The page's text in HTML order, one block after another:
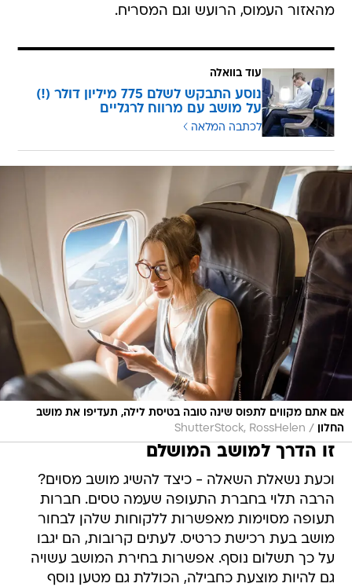
מהאזור העמוס, הרועש וגם המסריח.
עוד בוואלה
נוסע התבקש לשלם 775 מיליון דולר (!)
על מושב עם מרווח לרגליים
לכתבה המלאה
אם אתם מקווים לתפוס שינה טובה בטיסת לילה, תעדיפו את מושב
החלון
/
ShutterStock, RossHelen
זו הדרך למושב המושלם
וכעת נשאלת השאלה - כיצד להשיג מושב מסוים?
הרבה תלוי בחברת התעופה שעמה טסים. חברות
תעופה מסוימות מאפשרות ללקוחות שלהן לבחור
מושב בעת רכישת כרטיס. לעתים קרובות, הם יגבו
על כך תשלום נוסף. אפשרות בחירת המושב עשויה
גם להיות מוצעת כחבילה, הכוללת גם מטען נוסף